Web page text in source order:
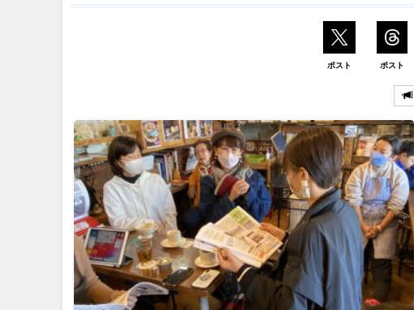
ポスト ポスト